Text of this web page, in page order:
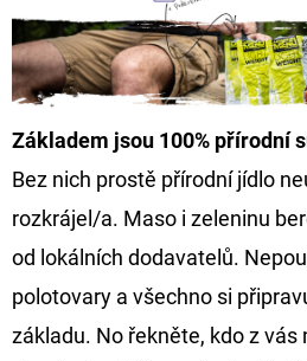
Základem jsou 100% přírodní
Bez nich prostě přírodní jídlo
rozkrájel/a. Maso i zeleninu
od lokálních dodavatelů.
polotovary a všechno si
základu. No řekněte, kdo z